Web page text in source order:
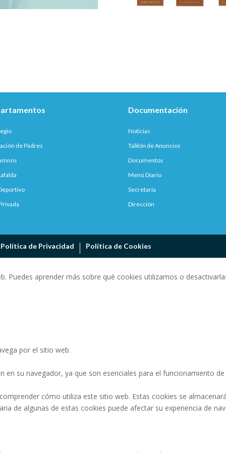
de Padres
Documentación
Noticias
Tablón de Anuncios
Documentos
Menú Diario
Secretaría
Dirección
Política de Privacidad Política de Cookies
Puedes aprender más sobre qué cookies utilizamos o
por el sitio web.
su navegador, ya que son esenciales para el funcionamiento
cómo utiliza este sitio web. Estas cookies se
de algunas de estas cookies puede afectar su experiencia de